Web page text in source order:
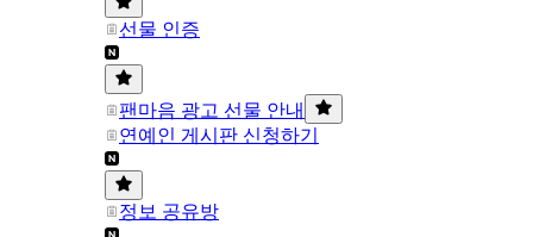
선물 인증
팬마음 광고 선물 안내
연예인 게시판 신청하기
정보 공유방